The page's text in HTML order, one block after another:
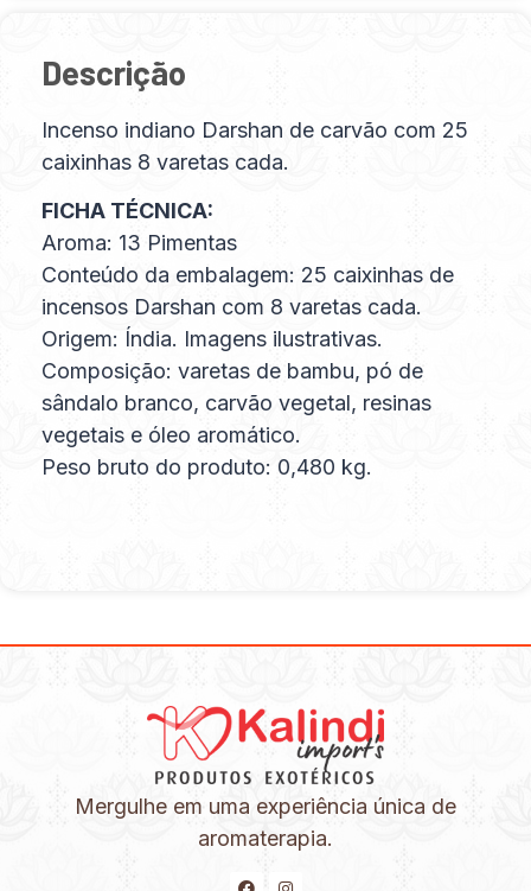
Descrição
Incenso indiano Darshan de carvão com 25
caixinhas 8 varetas cada.
FICHA TÉCNICA:
Aroma: 13 Pimentas
Conteúdo da embalagem: 25 caixinhas de
incensos Darshan com 8 varetas cada.
Origem: Índia. Imagens ilustrativas.
Composição: varetas de bambu, pó de
sândalo branco, carvão vegetal, resinas
vegetais e óleo aromático.
Peso bruto do produto: 0,480 kg.
Mergulhe em uma experiência única de
aromaterapia.